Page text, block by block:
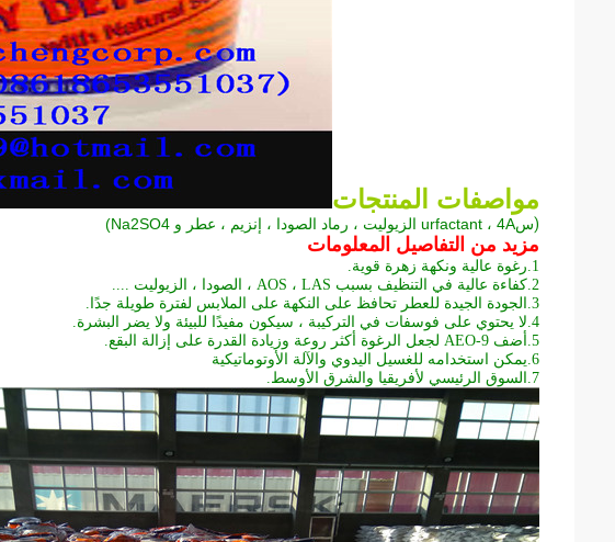
مواصفات المنتجات
(سurfactant ، 4A الزيوليت ، رماد الصودا ، إنزيم ، عطر و Na2SO4 )
مزيد من التفاصيل المعلومات
1. رغوة عالية ونكهة زهرة قوية.
2. كفاءة عالية في التنظيف بسبب AOS ، LAS ، الصودا ، الزيوليت ....
3. الجودة الجيدة للعطر تحافظ على النكهة على الملابس لفترة طويلة جدًا.
4. لا يحتوي على فوسفات في التركيبة ، سيكون مفيدًا للبيئة ولا يضر البشرة.
5. أضف AEO-9 لجعل الرغوة أكثر روعة وزيادة القدرة على إزالة البقع.
6. يمكن استخدامه للغسيل اليدوي والآلة الأوتوماتيكية
7.
السوق الرئيسي لأفريقيا والشرق الأوسط.